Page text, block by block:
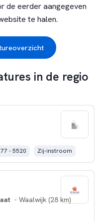
de eerder aangegeven
te halen.
in de regio
- 5520 Zij-instroom
- Waalwijk (28 km)